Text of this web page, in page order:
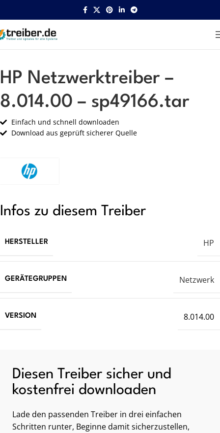
Startseite HP Netzwerk
HP Netzwerktreiber –
8.014.00 – sp49166.tar
Einfach und schnell downloaden
Download aus geprüft sicherer Quelle
Infos zu diesem Treiber
HERSTELLER HP
GERÄTEGRUPPEN Netzwerk
VERSION 8.014.00
Diesen Treiber sicher und
kostenfrei downloaden
Lade den passenden Treiber in drei einfachen
Schritten runter, Beginne damit sicherzustellen,